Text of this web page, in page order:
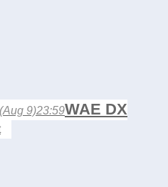
(Aug 9)23:59WAE DX